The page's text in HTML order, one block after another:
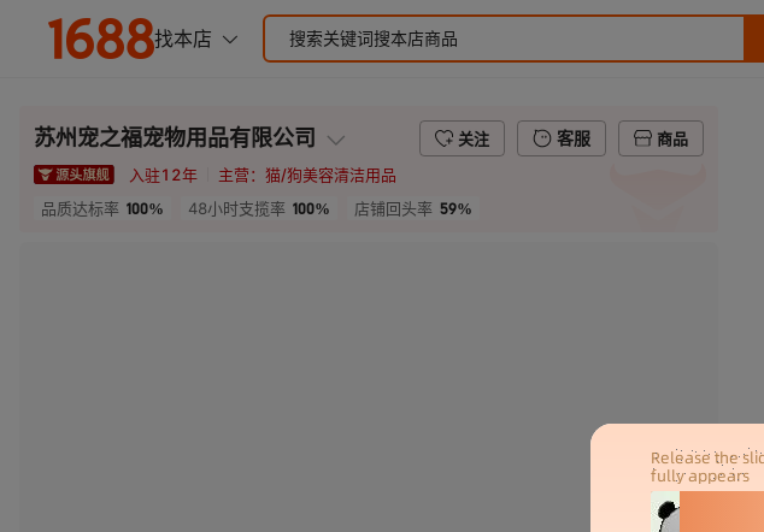
苏州宠之福宠物用品有限公司 关注 客服
商品
入驻12年 主营：猫/狗美容清洁用品
品质达标率 100% 48小时支揽率 100% 店铺回头率 59%